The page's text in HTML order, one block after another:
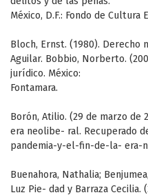
México, D.F.: Fondo de Cultura
Bloch, Ernst. (1980). Derecho
Aguilar. Bobbio, Norberto.
jurídico. México:
Fontamara.
Borón, Atilio. (29 de marzo de
era neolibe- ral. Recuperado
pandemia-y-el-fin-de-la- era-
Buenahora, Nathalia;
Luz Pie- dad y Barraza Cecilia.